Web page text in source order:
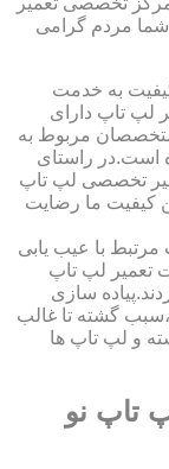
مردم گرامی
به خدمت
لپ تاپ دارای
مربوط به
است.در راستای
تخصصی لپ تاپ
کیفیت ما رضایت
مرتبط با عیب یابی
تعمیر لپ تاپ
سازی
گشته تا غالب
و لپ تاپ ها
تاپ نو